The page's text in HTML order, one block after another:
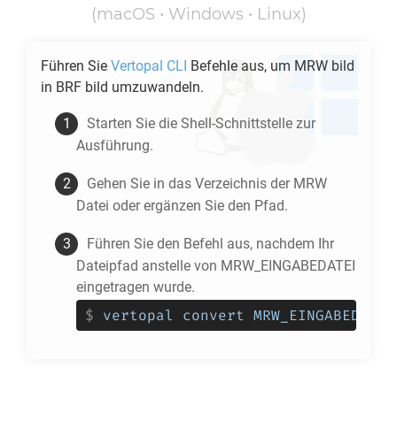
(macOS • Windows • Linux)
Führen Sie Vertopal CLI Befehle aus, um MRW bild
in BRF bild umzuwandeln.
Starten Sie die Shell-Schnittstelle zur
Ausführung.
Gehen Sie in das Verzeichnis der MRW
Datei oder ergänzen Sie den Pfad.
Führen Sie den Befehl aus, nachdem Ihr
Dateipfad anstelle von MRW_EINGABEDATEI
eingetragen wurde.
$ vertopal convert